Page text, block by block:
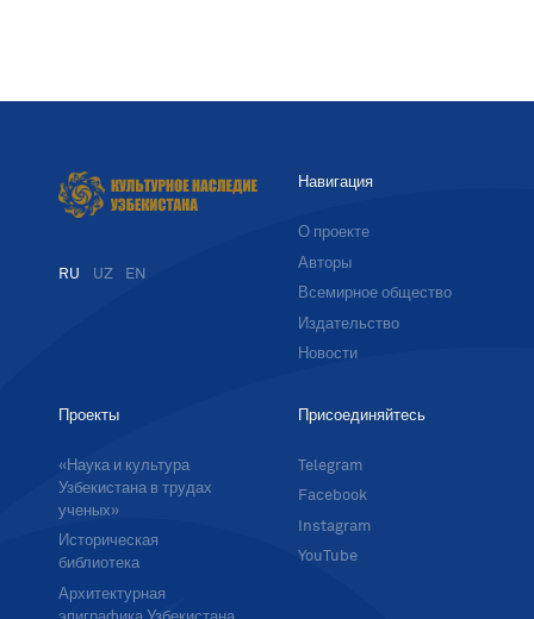
RU UZ EN
Навигация
О проекте
Авторы
Всемирное общество
Издательство
Новости
Проекты
«Наука и культура
Узбекистана в трудах
ученых»
Историческая
библиотека
Архитектурная
Присоединяйтесь
Telegram
Facebook
Instagram
YouTube